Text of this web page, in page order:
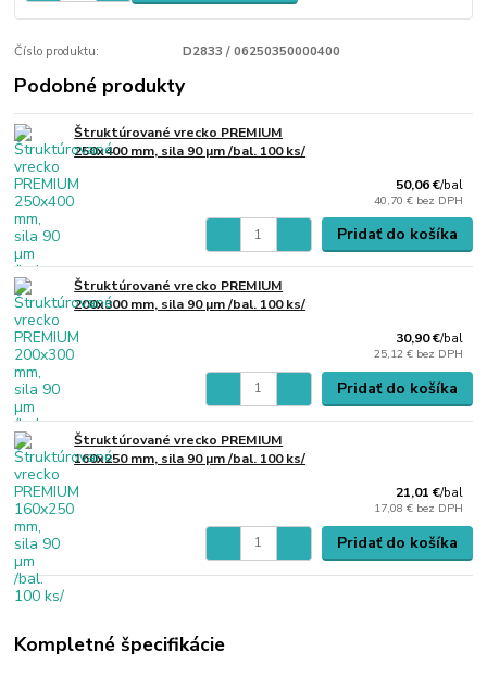
Číslo produktu: D2833 / 06250350000400
Podobné produkty
Štruktúrované vrecko PREMIUM
250x400 mm, sila 90 µm /bal. 100 ks/
50,06 €/bal
40,70 € bez DPH
Pridať do košíka
Štruktúrované vrecko PREMIUM
200x300 mm, sila 90 µm /bal. 100 ks/
30,90 €/bal
25,12 € bez DPH
Pridať do košíka
Štruktúrované vrecko PREMIUM
160x250 mm, sila 90 µm /bal. 100 ks/
21,01 €/bal
17,08 € bez DPH
Pridať do košíka
Kompletné špecifikácie